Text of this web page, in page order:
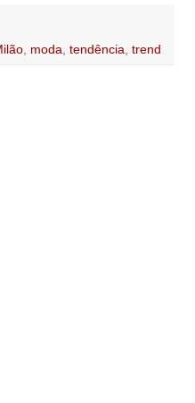
moda tendência trend